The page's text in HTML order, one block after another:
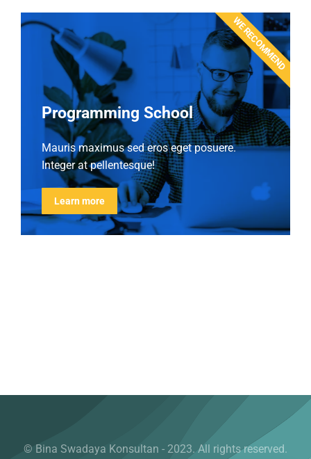
Programming School
Mauris maximus sed eros eget posuere.
Integer at pellentesque!
Learn more
WE RECOMMEND
© Bina Swadaya Konsultan - 2023. All rights reserved.